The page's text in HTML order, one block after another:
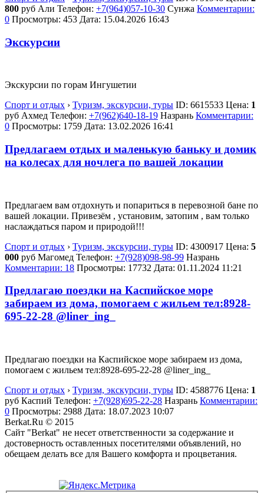
800 руб Али Телефон: +7(964)057-10-30 Сунжа Комментарии:
0 Просмотры: 453 Дата: 15.04.2026 16:43
Экскурсии
Экскурсии по горам Ингушетии
Спорт и отдых › Туризм, экскурсии, туры ID: 6615533 Цена: 1
руб Ахмед Телефон: +7(962)640-18-19 Назрань Комментарии:
0 Просмотры: 1759 Дата: 13.02.2026 16:41
Предлагаем отдых и маленькую баньку и домик
на колесах для ночлега по вашей локации
Предлагаем вам отдохнуть и попариться в перевозной бане по
вашей локации. Привезём , установим, затопим , вам только
наслаждаться паром и природой!!!
Спорт и отдых › Туризм, экскурсии, туры ID: 4300917 Цена: 5
000 руб Магомед Телефон: +7(928)098-98-99 Назрань
Комментарии: 18 Просмотры: 17732 Дата: 01.11.2024 11:21
Предлагаю поездки на Каспийское море
забираем из дома, помогаем с жильем тел:8928-
695-22-28 @liner_ing_
Предлагаю поездки на Каспийское море забираем из дома,
помогаем с жильем тел:8928-695-22-28 @liner_ing_
Спорт и отдых › Туризм, экскурсии, туры ID: 4588776 Цена: 1
руб Каспий Телефон: +7(928)695-22-28 Назрань Комментарии:
0 Просмотры: 2988 Дата: 18.07.2023 10:07
Berkat.Ru © 2015
Сайт "Berkat" не несет ответственности за содержание и
достоверность оставленных посетителями объявлений, но
обещаем делать все для Вашего комфорта и процветания.